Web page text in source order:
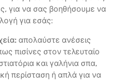
για να σας βοηθήσουμε να
για εσάς:
απολαύστε ανέσεις
πισίνες στον τελευταίο
και γαλήνια σπα,
περίσταση ή απλά για να